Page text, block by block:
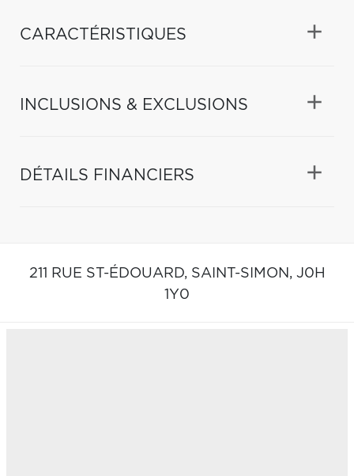
CARACTÉRISTIQUES
INCLUSIONS & EXCLUSIONS
DÉTAILS FINANCIERS
211 RUE ST-ÉDOUARD, SAINT-SIMON, J0H
1Y0